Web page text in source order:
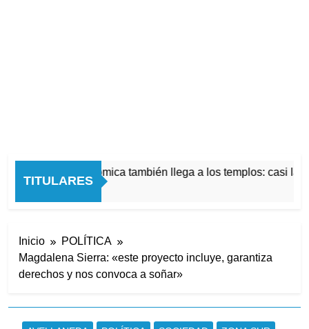
TITULARES
La crisis económica también llega a los templos: casi la
Inicio
POLÍTICA
Magdalena Sierra: «este proyecto incluye, garantiza
derechos y nos convoca a soñar»